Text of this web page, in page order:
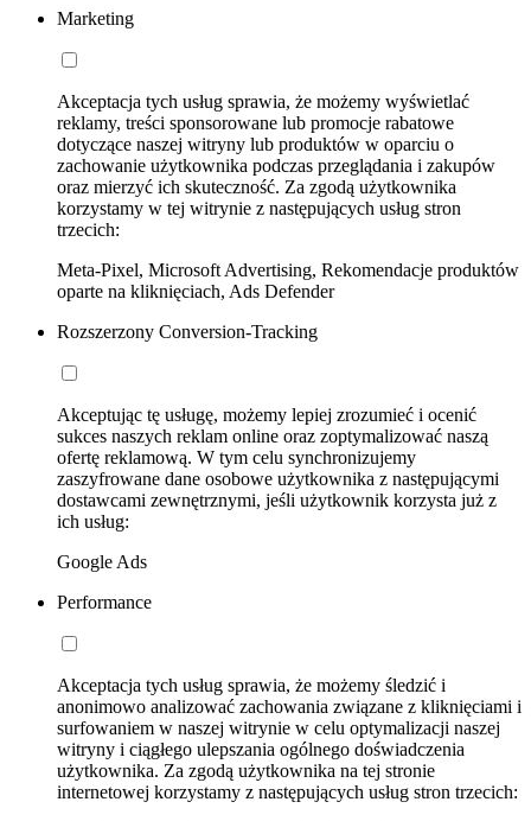
Marketing
Akceptacja tych usług sprawia, że możemy wyświetlać
reklamy, treści sponsorowane lub promocje rabatowe
dotyczące naszej witryny lub produktów w oparciu o
zachowanie użytkownika podczas przeglądania i zakupów
oraz mierzyć ich skuteczność. Za zgodą użytkownika
korzystamy w tej witrynie z następujących usług stron
trzecich:
Meta-Pixel, Microsoft Advertising, Rekomendacje produktów
oparte na kliknięciach, Ads Defender
Rozszerzony Conversion-Tracking
Akceptując tę usługę, możemy lepiej zrozumieć i ocenić
sukces naszych reklam online oraz zoptymalizować naszą
ofertę reklamową. W tym celu synchronizujemy
zaszyfrowane dane osobowe użytkownika z następującymi
dostawcami zewnętrznymi, jeśli użytkownik korzysta już z
ich usług:
Google Ads
Performance
Akceptacja tych usług sprawia, że możemy śledzić i
anonimowo analizować zachowania związane z kliknięciami i
surfowaniem w naszej witrynie w celu optymalizacji naszej
witryny i ciągłego ulepszania ogólnego doświadczenia
użytkownika. Za zgodą użytkownika na tej stronie
internetowej korzystamy z następujących usług stron trzecich: